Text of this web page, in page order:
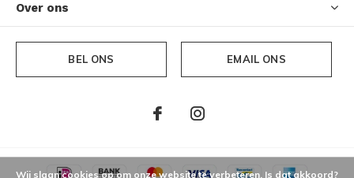
Over ons
BEL ONS EMAIL ONS
Wij slaan cookies op om onze website te verbeteren. Is dat akkoord?